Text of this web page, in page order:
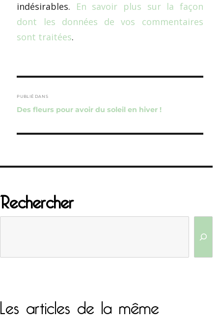
indésirables. En savoir plus sur la façon
dont les données de vos commentaires
sont traitées.
de
l’article
PUBLIÉ DANS
Des fleurs pour avoir du soleil en hiver !
Rechercher
Les articles de la même